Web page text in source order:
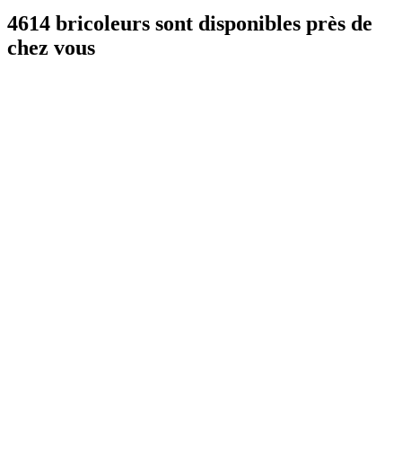
4614 bricoleurs sont disponibles près de
chez vous